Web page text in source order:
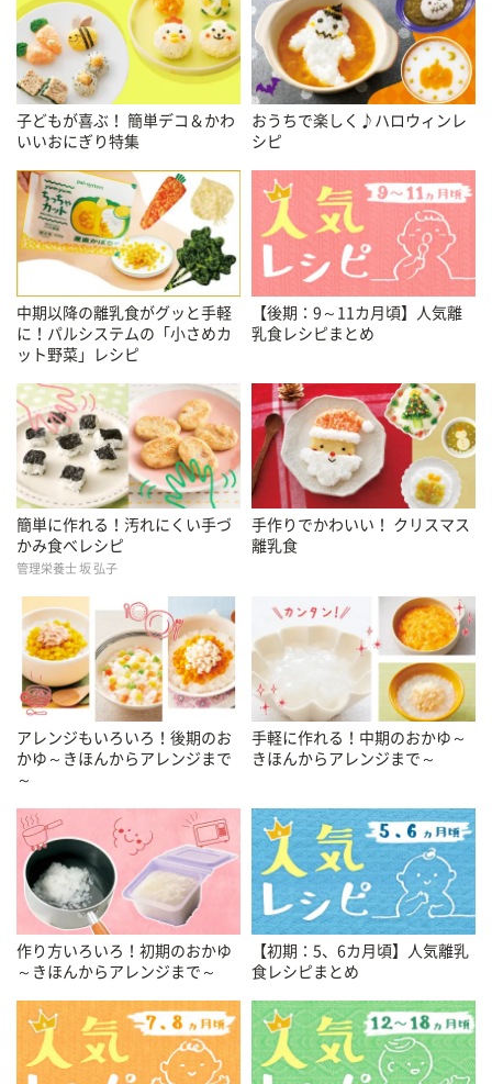
子どもが喜ぶ！ 簡単デコ＆かわ
いいおにぎり特集
おうちで楽しく♪ハロウィンレ
シピ
中期以降の離乳食がグッと手軽
に！パルシステムの「小さめカ
ット野菜」レシピ
【後期：9～11カ月頃】人気離
乳食レシピまとめ
簡単に作れる！汚れにくい手づ
かみ食べレシピ
管理栄養士 坂 弘子
手作りでかわいい！ クリスマス
離乳食
アレンジもいろいろ！後期のお
かゆ～きほんからアレンジまで
～
手軽に作れる！中期のおかゆ～
きほんからアレンジまで～
作り方いろいろ！初期のおかゆ
～きほんからアレンジまで～
【初期：5、6カ月頃】人気離乳
食レシピまとめ